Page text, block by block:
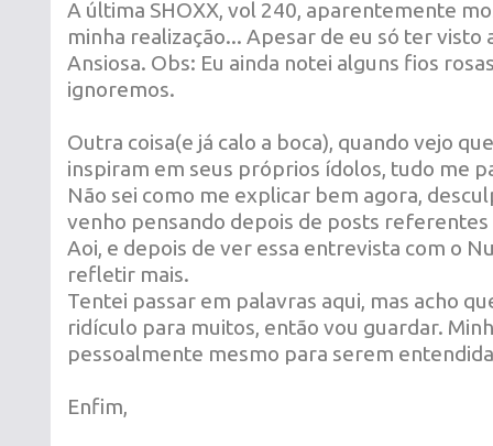
A última SHOXX, vol 240, aparentemente
minha realização... Apesar de eu só ter visto
Ansiosa. Obs: Eu ainda notei alguns fios
ignoremos.
Outra coisa(e já calo a boca), quando vejo
inspiram em seus próprios ídolos, tudo me
Não sei como me explicar bem agora,
venho pensando depois de posts referentes
Aoi, e depois de ver essa entrevista com o
refletir mais.
Tentei passar em palavras aqui, mas acho
ridículo para muitos, então vou guardar.
pessoalmente mesmo para serem
Enfim,